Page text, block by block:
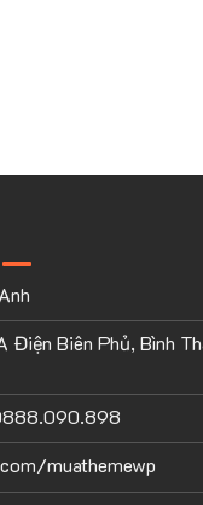
Biên Phủ, Bình
muathemewp